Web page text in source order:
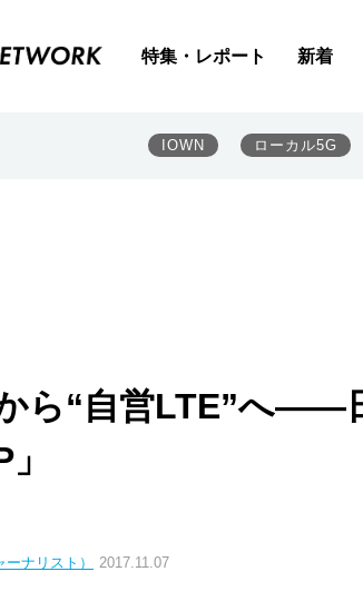
特集・レポート 新着
IOWN ローカル5G
ら“自営LTE”へ――
ナリスト） 2017.11.07